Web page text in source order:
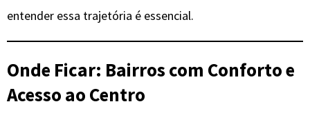
entender essa trajetória é essencial.
Onde Ficar: Bairros com Conforto e
Acesso ao Centro